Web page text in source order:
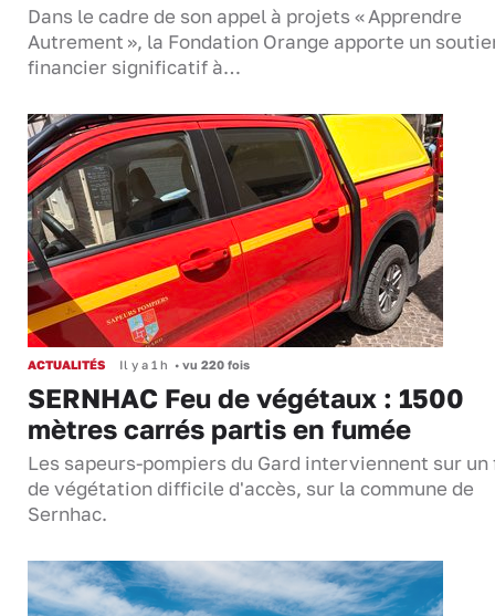
Dans le cadre de son appel à projets « Apprendre
Autrement », la Fondation Orange apporte un
financier significatif à…
ACTUALITÉS Il y a 1 h • vu 220 fois
SERNHAC Feu de végétaux : 1500
mètres carrés partis en fumée
Les sapeurs-pompiers du Gard interviennent sur un
de végétation difficile d'accès, sur la commune de
Sernhac.